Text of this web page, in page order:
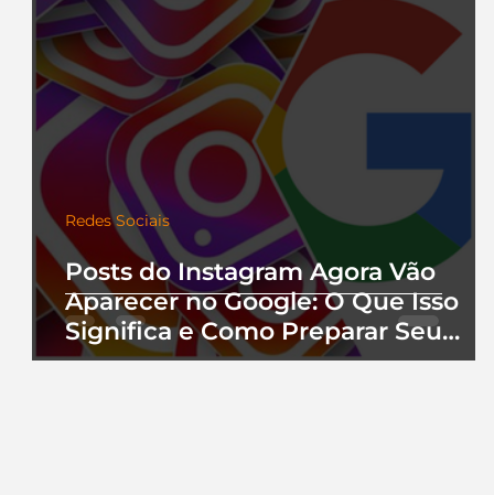
Posts do Instagram Agora Vão
Aparecer no Google: O Que Isso
Significa e Como Preparar Seu
Perfil
Redes Sociais